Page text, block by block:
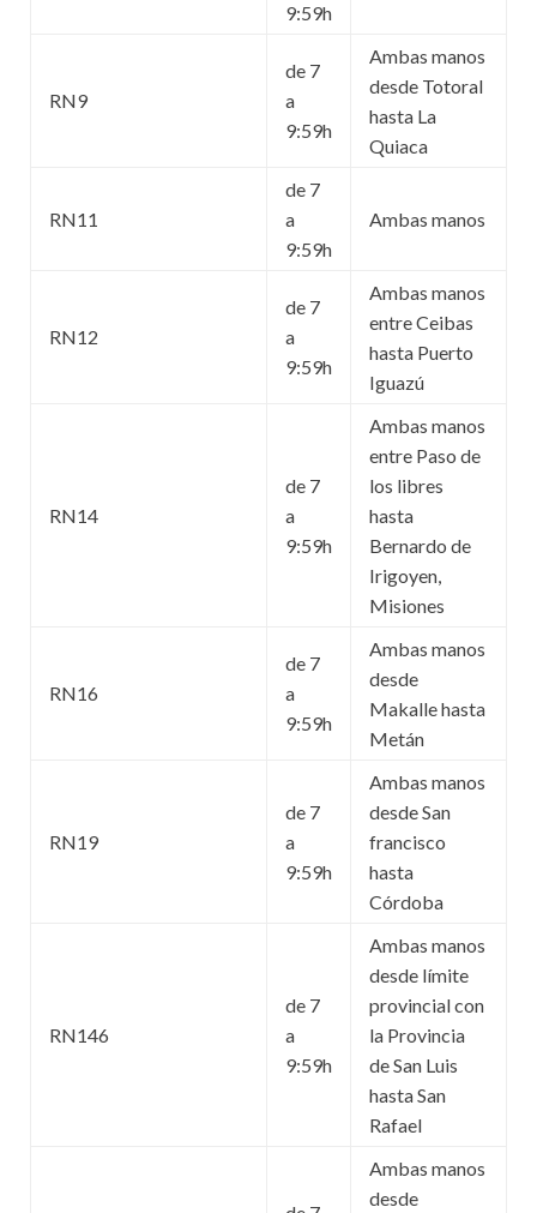
9:59h
RN9
de 7
a
9:59h
Ambas manos
desde Totoral
hasta La
Quiaca
RN11
de 7
a
9:59h
Ambas manos
RN12
de 7
a
9:59h
Ambas manos
entre Ceibas
hasta Puerto
Iguazú
RN14
de 7
a
9:59h
Ambas manos
entre Paso de
los libres
hasta
Bernardo de
Irigoyen,
Misiones
RN16
de 7
a
9:59h
Ambas manos
desde
Makalle hasta
Metán
RN19
de 7
a
9:59h
Ambas manos
desde San
francisco
hasta
Córdoba
RN146
de 7
a
9:59h
Ambas manos
desde límite
provincial con
la Provincia
de San Luis
hasta San
Rafael
Ambas manos
desde